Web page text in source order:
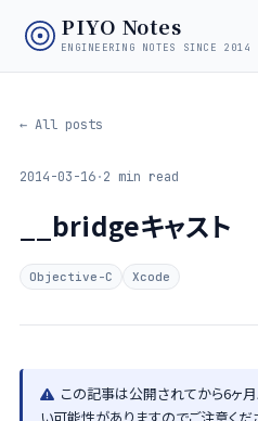
PIYO Notes
ENGINEERING NOTES SINCE 2014
← All posts
2014-03-16·2 min read
__bridgeキャスト
Objective-C Xcode
この記事は公開されてから6ヶ